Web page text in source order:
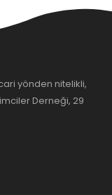
yönden nitelikli,
Derneği, 29